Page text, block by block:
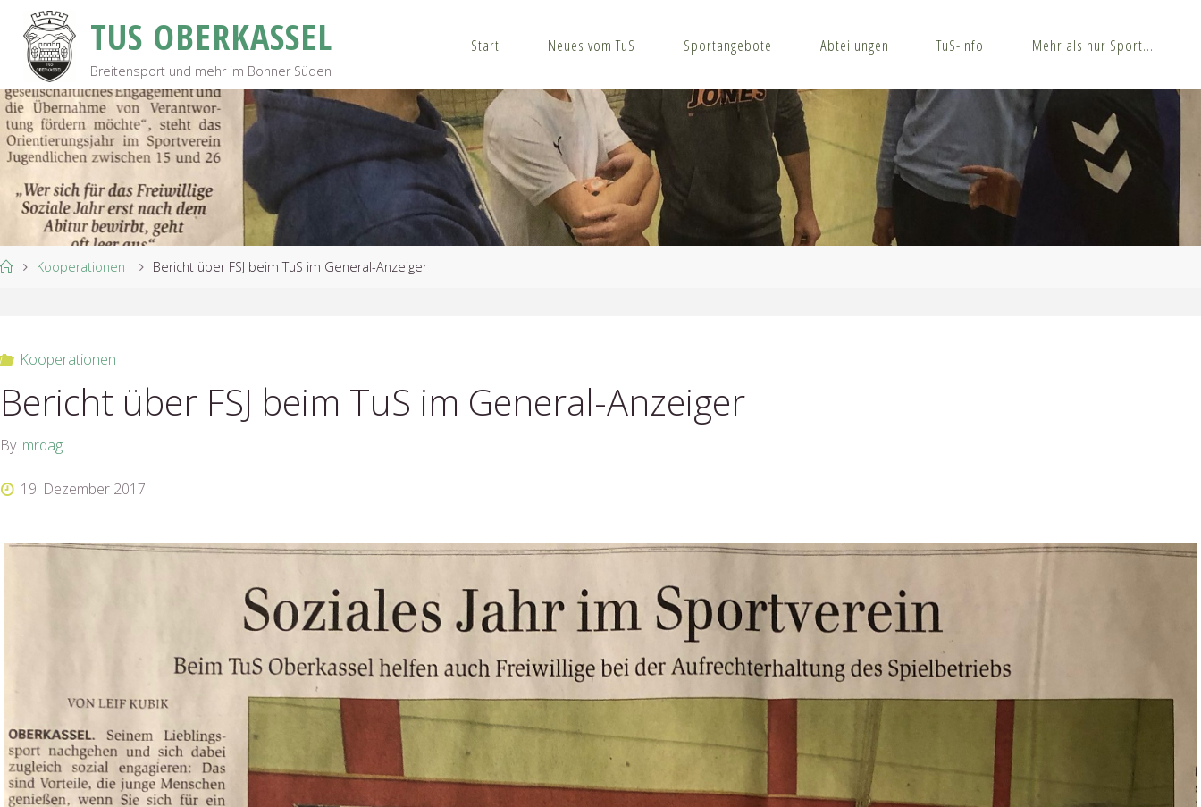
content
TUS OBERKASSEL
Breitensport und mehr im Bonner Süden
Start Neues vom TuS Sportangebote Abteilungen TuS-Info Mehr als nur Sport…
HomeKooperationen Bericht über FSJ beim TuS im General-Anzeiger
Kooperationen
Bericht über FSJ beim TuS im General-Anzeiger
By mrdag
19. Dezember 2017